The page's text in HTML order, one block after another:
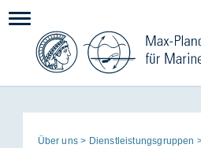
InhaltNavigation:
Seitenpfad:
Über uns Dienst­leis­tungs­grup­pen